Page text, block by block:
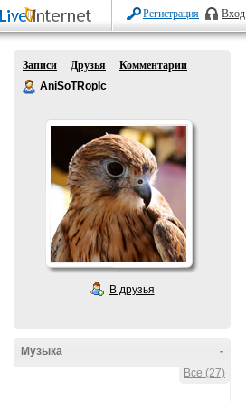
Регистрация Вход
Записи Друзья
Комментарии
AniSoTRopIc
В друзья
-
Музыка
Все (27)